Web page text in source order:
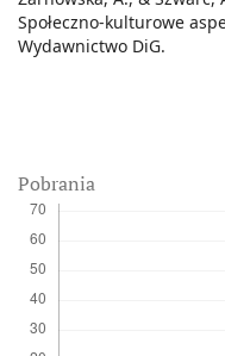
Pobrania
Społeczno-kulturowe
Wydawnictwo DiG.